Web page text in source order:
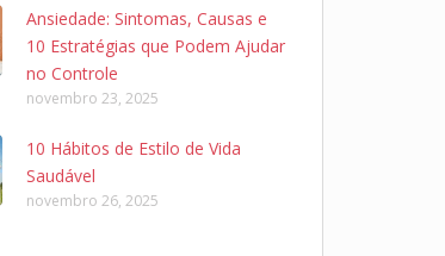
Ansiedade: Sintomas, Causas e
10 Estratégias que Podem Ajudar
no Controle
novembro 23, 2025
10 Hábitos de Estilo de Vida
Saudável
novembro 26, 2025